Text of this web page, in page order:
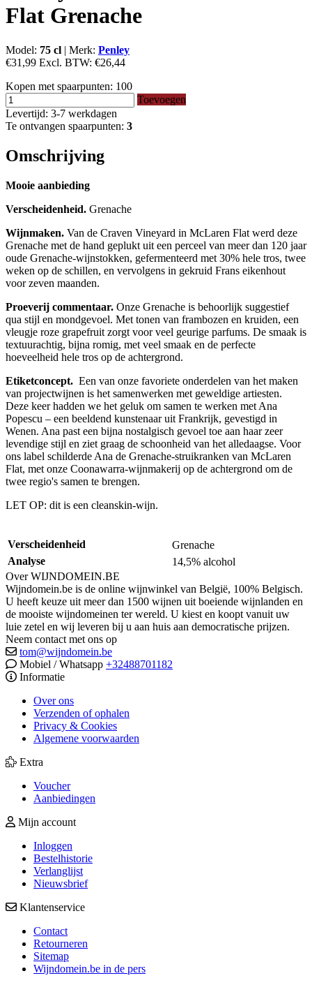
Flat Grenache
Model: 75 cl | Merk: Penley
€31,99 Excl. BTW: €26,44
Kopen met spaarpunten: 100
Toevoegen
Levertijd: 3-7 werkdagen
Te ontvangen spaarpunten: 3
Omschrijving
Mooie aanbieding
Verscheidenheid. Grenache
Wijnmaken. Van de Craven Vineyard in McLaren Flat werd deze
Grenache met de hand geplukt uit een perceel van meer dan 120 jaar
oude Grenache-wijnstokken, gefermenteerd met 30% hele tros, twee
weken op de schillen, en vervolgens in gekruid Frans eikenhout
voor zeven maanden.
Proeverij commentaar. Onze Grenache is behoorlijk suggestief
qua stijl en mondgevoel. Met tonen van frambozen en kruiden, een
vleugje roze grapefruit zorgt voor veel geurige parfums. De smaak is
textuurachtig, bijna romig, met veel smaak en de perfecte
hoeveelheid hele tros op de achtergrond.
Etiketconcept. Een van onze favoriete onderdelen van het maken
van projectwijnen is het samenwerken met geweldige artiesten.
Deze keer hadden we het geluk om samen te werken met Ana
Popescu – een beeldend kunstenaar uit Frankrijk, gevestigd in
Wenen. Ana past een bijna nostalgisch gevoel toe aan haar zeer
levendige stijl en ziet graag de schoonheid van het alledaagse. Voor
ons label schilderde Ana de Grenache-struikranken van McLaren
Flat, met onze Coonawarra-wijnmakerij op de achtergrond om de
twee regio's samen te brengen.
LET OP: dit is een cleanskin-wijn.
Verscheidenheid
Grenache
Analyse
14,5% alcohol
Over WIJNDOMEIN.BE
Wijndomein.be is de online wijnwinkel van België, 100% Belgisch.
U heeft keuze uit meer dan 1500 wijnen uit boeiende wijnlanden en
de mooiste wijndomeinen ter wereld. U kiest en koopt vanuit uw
luie zetel en wij leveren bij u aan huis aan democratische prijzen.
Neem contact met ons op
tom@wijndomein.be
Mobiel / Whatsapp +32488701182
Informatie
Over ons
Verzenden of ophalen
Privacy & Cookies
Algemene voorwaarden
Extra
Voucher
Aanbiedingen
Mijn account
Inloggen
Bestelhistorie
Verlanglijst
Nieuwsbrief
Klantenservice
Contact
Retourneren
Sitemap
Wijndomein.be in de pers